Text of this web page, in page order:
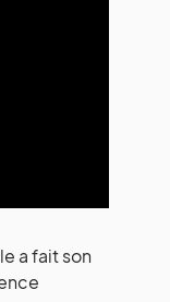
a fait son